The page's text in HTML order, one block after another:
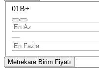
01B+
—
Metrekare Birim Fiyatı